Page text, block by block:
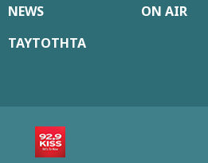
NEWS ON AIR
ΤΑΥΤΟΤΗΤΑ